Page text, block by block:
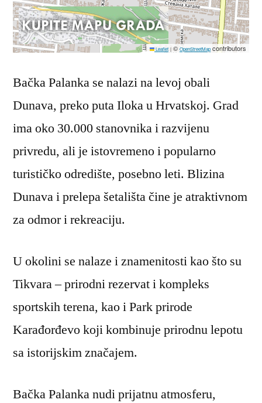
Leaflet | © OpenStreetMapcontributors
Bačka Palanka se nalazi na levoj obali
Dunava, preko puta Iloka u Hrvatskoj. Grad
ima oko 30.000 stanovnika i razvijenu
privredu, ali je istovremeno i popularno
turističko odredište, posebno leti. Blizina
Dunava i prelepa šetališta čine je atraktivnom
za odmor i rekreaciju.
U okolini se nalaze i znamenitosti kao što su
Tikvara – prirodni rezervat i kompleks
sportskih terena, kao i Park prirode
Karađorđevo koji kombinuje prirodnu lepotu
sa istorijskim značajem.
Bačka Palanka nudi prijatnu atmosferu,